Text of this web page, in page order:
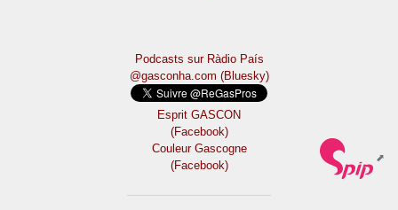
Podcasts sur Ràdio País
@gasconha.com (Bluesky)
Esprit GASCON
(Facebook)
Couleur Gascogne
(Facebook)